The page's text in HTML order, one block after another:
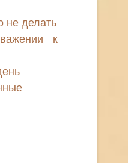
не делать
к